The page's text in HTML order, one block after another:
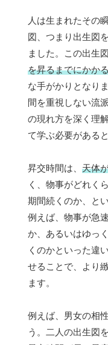
人は生まれたその
図、つまり出生図
ました。この出生
を昇るまでにかか
な手がかりとなり
間を重視しない流
の現れ方を深く理
て学ぶ必要がある
昇交時間は、 天体
く、物事がどれく
期間続くのか、と
例えば、物事が急
か、あるいはゆっ
くのかといった違
せることで、より
ます。
例えば、男女の相
う。二人の出生図